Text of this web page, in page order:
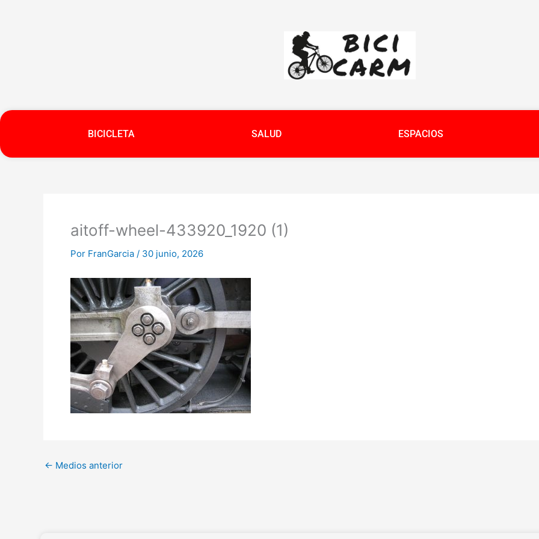
BICICLETA SALUD ESPACIOS
aitoff-wheel-433920_1920 (1)
Por FranGarcia / 30 junio, 2026
← Medios anterior